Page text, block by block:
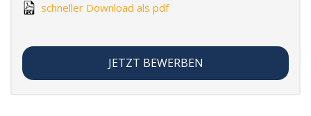
schneller Download als pdf
JETZT BEWERBEN